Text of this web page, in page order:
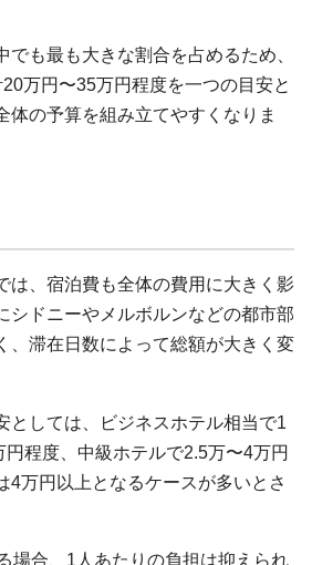
でも最も大きな割合を占めるため、
万円〜35万円程度を一つの目安と
体の予算を組み立てやすくなりま
は、宿泊費も全体の費用に大きく影
シドニーやメルボルンなどの都市部
、滞在日数によって総額が大きく変
としては、ビジネスホテル相当で1
程度、中級ホテルで2.5万〜4万円
4万円以上となるケースが多いとさ
場合、1人あたりの負担は抑えられ